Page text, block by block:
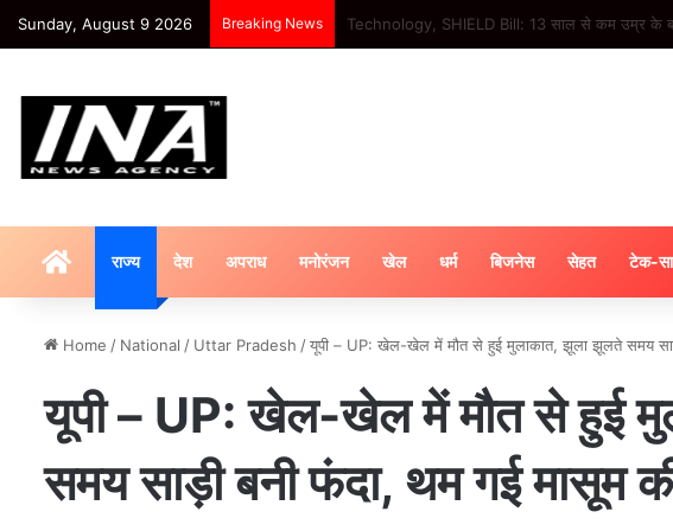
Sunday, August 9 2026 Breaking News Sport : टीम इंडिया ने 4 विकेट बाकी रहते हुए क्यों
HOMEराज्य देश अपराध मनोरंजन खेल धर्म बिजनेस सेहत टेक-
Home / National / Uttar Pradesh /यूपी – UP: खेल-खेल में मौत से हुई मुलाकात, झूला झूलते समय
यूपी – UP: खेल-खेल में मौत से हुई
समय साड़ी बनी फंदा, थम गई मासूम